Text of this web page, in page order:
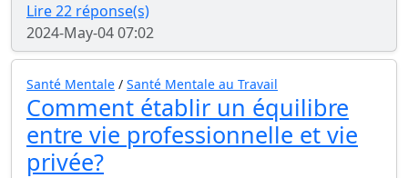
Lire 22 réponse(s)
2024-May-04 07:02
Santé Mentale / Santé Mentale au Travail
Comment établir un équilibre
entre vie professionnelle et vie
privée?